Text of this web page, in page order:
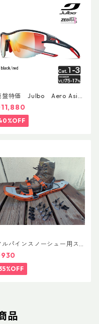
盤特価 Julbo Aero Asia
ルパインスノーシュー用ス
ラップキャッチ(ペア)
品